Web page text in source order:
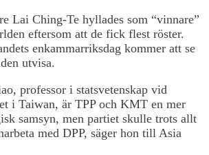
Lai Ching-Te hyllades som “vinnare”
eftersom att de fick flest röster.
enkammarriksdag kommer att se
utvisa.
professor i statsvetenskap vid
i Taiwan, är TPP och KMT en mer
samsyn, men partiet skulle trots allt
med DPP, säger hon till Asia